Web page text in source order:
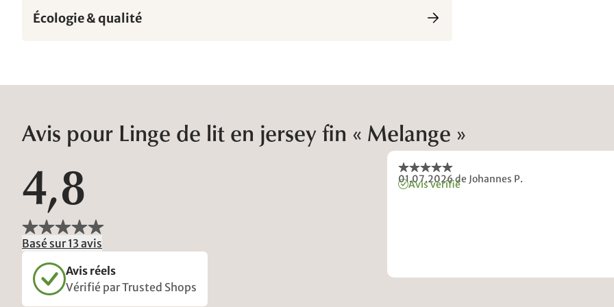
Écologie & qualité
Avis pour Linge de lit en jersey fin « Melange »
4,8
Basé sur 13 avis
Avis réels
Vérifié par Trusted Shops
01.07.2026de Johannes P.
Avis vérifié